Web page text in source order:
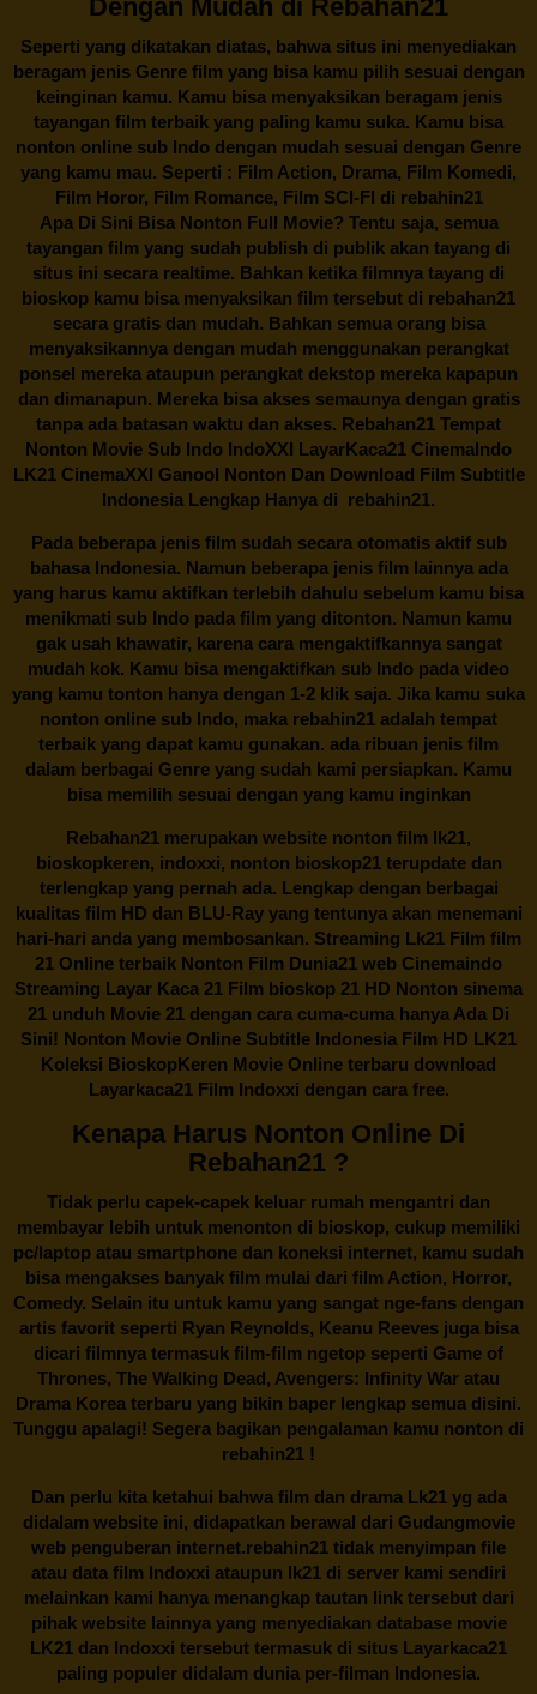
Dengan Mudah di Rebahan21
Seperti yang dikatakan diatas, bahwa situs ini menyediakan
beragam jenis Genre film yang bisa kamu pilih sesuai dengan
keinginan kamu. Kamu bisa menyaksikan beragam jenis
tayangan film terbaik yang paling kamu suka. Kamu bisa
nonton online sub Indo dengan mudah sesuai dengan Genre
yang kamu mau. Seperti : Film Action, Drama, Film Komedi,
Film Horor, Film Romance, Film SCI-FI di rebahin21
Apa Di Sini Bisa Nonton Full Movie? Tentu saja, semua
tayangan film yang sudah publish di publik akan tayang di
situs ini secara realtime. Bahkan ketika filmnya tayang di
bioskop kamu bisa menyaksikan film tersebut di rebahan21
secara gratis dan mudah. Bahkan semua orang bisa
menyaksikannya dengan mudah menggunakan perangkat
ponsel mereka ataupun perangkat dekstop mereka kapapun
dan dimanapun. Mereka bisa akses semaunya dengan gratis
tanpa ada batasan waktu dan akses. Rebahan21 Tempat
Nonton Movie Sub Indo IndoXXI LayarKaca21 CinemaIndo
LK21 CinemaXXI Ganool Nonton Dan Download Film Subtitle
Indonesia Lengkap Hanya di rebahin21.
Pada beberapa jenis film sudah secara otomatis aktif sub
bahasa Indonesia. Namun beberapa jenis film lainnya ada
yang harus kamu aktifkan terlebih dahulu sebelum kamu bisa
menikmati sub Indo pada film yang ditonton. Namun kamu
gak usah khawatir, karena cara mengaktifkannya sangat
mudah kok. Kamu bisa mengaktifkan sub Indo pada video
yang kamu tonton hanya dengan 1-2 klik saja. Jika kamu suka
nonton online sub Indo, maka rebahin21 adalah tempat
terbaik yang dapat kamu gunakan. ada ribuan jenis film
dalam berbagai Genre yang sudah kami persiapkan. Kamu
bisa memilih sesuai dengan yang kamu inginkan
Rebahan21 merupakan website nonton film lk21,
bioskopkeren, indoxxi, nonton bioskop21 terupdate dan
terlengkap yang pernah ada. Lengkap dengan berbagai
kualitas film HD dan BLU-Ray yang tentunya akan menemani
hari-hari anda yang membosankan. Streaming Lk21 Film film
21 Online terbaik Nonton Film Dunia21 web Cinemaindo
Streaming Layar Kaca 21 Film bioskop 21 HD Nonton sinema
21 unduh Movie 21 dengan cara cuma-cuma hanya Ada Di
Sini! Nonton Movie Online Subtitle Indonesia Film HD LK21
Koleksi BioskopKeren Movie Online terbaru download
Layarkaca21 Film Indoxxi dengan cara free.
Kenapa Harus Nonton Online Di
Rebahan21 ?
Tidak perlu capek-capek keluar rumah mengantri dan
membayar lebih untuk menonton di bioskop, cukup memiliki
pc/laptop atau smartphone dan koneksi internet, kamu sudah
bisa mengakses banyak film mulai dari film Action, Horror,
Comedy. Selain itu untuk kamu yang sangat nge-fans dengan
artis favorit seperti Ryan Reynolds, Keanu Reeves juga bisa
dicari filmnya termasuk film-film ngetop seperti Game of
Thrones, The Walking Dead, Avengers: Infinity War atau
Drama Korea terbaru yang bikin baper lengkap semua disini.
Tunggu apalagi! Segera bagikan pengalaman kamu nonton di
rebahin21 !
Dan perlu kita ketahui bahwa film dan dramaLk21yg ada
didalam website ini, didapatkan berawal dari Gudangmovie
web penguberan internet.rebahin21 tidak menyimpan file
atau data film Indoxxi ataupun lk21 di server kami sendiri
melainkan kami hanya menangkap tautan link tersebut dari
pihak website lainnya yang menyediakan database movie
LK21 dan Indoxxi tersebut termasuk di situs Layarkaca21
paling populer didalam dunia per-filman Indonesia.